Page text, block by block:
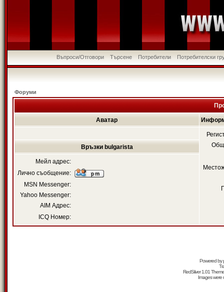
Въпроси/Отговори Търсене Потребители Потребителски
Форуми
Аватар
Връзки bulgarista
Мейл адрес:
Лично съобщение:
MSN Messenger:
Yahoo Messenger:
AIM Адрес:
ICQ Номер:
Powered by
RedSilver 1.01
Images were